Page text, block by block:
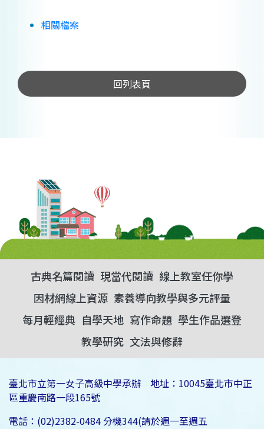
相關檔案
回列表頁
古典名篇閱讀 現當代閱讀 線上教室任你學
因材網線上資源 素養導向教學與多元評量
每月輕經典 自學天地 寫作命題 學生作品選登
教學研究 文法與修辭
臺北市立第一女子高級中學承辦 地址：10045臺北市中正
區重慶南路一段165號
電話：(02)2382-0484 分機344(請於週一至週五